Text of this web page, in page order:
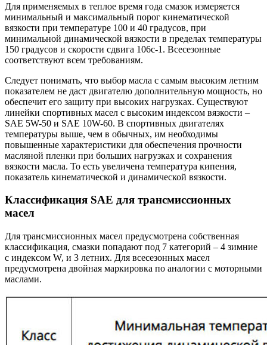
Для применяемых в теплое время года смазок измеряется
минимальный и максимальный порог кинематической
вязкости при температуре 100 и 40 градусов, при
минимальной динамической вязкости в пределах температуры
150 градусов и скорости сдвига 106с-1. Всесезонные
соответствуют всем требованиям.
Следует понимать, что выбор масла с самым высоким летним
показателем не даст двигателю дополнительную мощность, но
обеспечит его защиту при высоких нагрузках. Существуют
линейки спортивных масел с высоким индексом вязкости –
SAE 5W-50 и SAE 10W-60. В спортивных двигателях
температуры выше, чем в обычных, им необходимы
повышенные характеристики для обеспечения прочности
масляной пленки при больших нагрузках и сохранения
вязкости масла. То есть увеличена температура кипения,
показатель кинематической и динамической вязкости.
Классификация SAE для трансмиссионных
масел
Для трансмиссионных масел предусмотрена собственная
классификация, смазки попадают под 7 категорий – 4 зимние
с индексом W, и 3 летних. Для всесезонных масел
предусмотрена двойная маркировка по аналогии с моторными
маслами.